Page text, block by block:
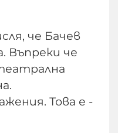
че Бачев
Въпреки че
Това е -